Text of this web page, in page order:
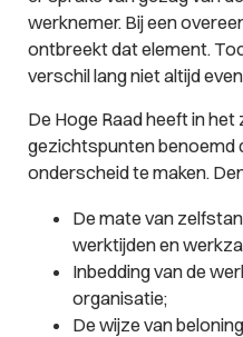
werknemer. Bij een
ontbreekt dat element.
verschil lang niet altijd
De Hoge Raad heeft in
gezichtspunten benoemd
onderscheid te maken.
De mate van
werktijden en
Inbedding van de
organisatie;
De wijze van